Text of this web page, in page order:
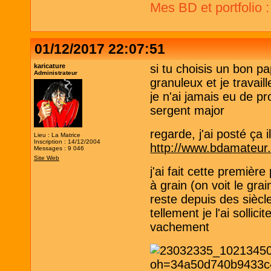
Mes BD et portfolio
01/12/2017 22:07:51
karicature
Administrateur
Lieu : La Matrice
Inscription : 14/12/2004
Messages : 9 046
Site Web
si tu choisis un bon
granuleux et je
je n'ai jamais eu de
sergent major
regarde, j'ai posté ça
http://
j'ai fait cette première
à grain (on voit le
reste depuis des
tellement je l'ai
vachement